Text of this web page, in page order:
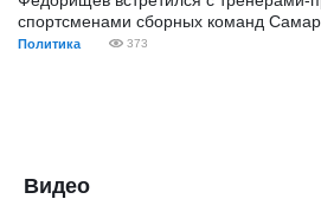
спортсменами сборных команд
Политика 373
Видео